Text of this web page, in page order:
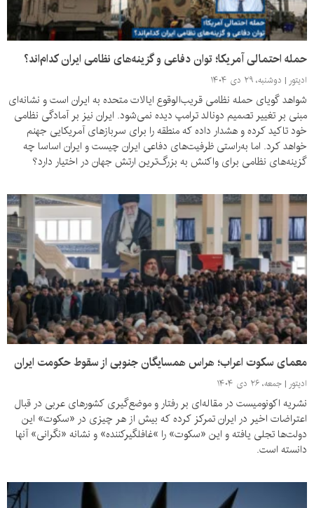
حمله احتمالی آمریکا؛ توان دفاعی و گزینه‌های نظامی ایران کدام‌اند؟
ادیتور دوشنبه، ۲۹ دی ۱۴۰۴
شواهد گویای حمله نظامی قریب‌الوقوع ایالات متحده به ایران است و نشانه‌ای
مبنی بر تغییر تصمیم دونالد ترامپ دیده نمی‌شود. ایران نیز بر آمادگی نظامی
خود تاکید کرده و هشدار داده که منطقه را برای سربازهای آمریکایی جهنم
خواهد کرد. اما به‌راستی ظرفیت‌های دفاعی ایران چیست و ایران اساسا چه
گزینه‌های نظامی برای واکنش به بزرگ‌ترین ارتش جهان در اختیار دارد؟
معمای سکوت اعراب؛ هراس همسایگان جنوبی از سقوط حکومت ایران
ادیتور جمعه، ۲۶ دی ۱۴۰۴
نشریه اکونومیست در مقاله‌ای‌ بر رفتار و موضع‌گیری کشورهای عربی در قبال
اعتراضات اخیر در ایران تمرکز کرده که بیش از هر چیزی در «سکوت» این
دولت‌ها تجلی یافته و این «سکوت» را »غافلگیرکننده» و نشانه «نگرانی» آنها
دانسته است.